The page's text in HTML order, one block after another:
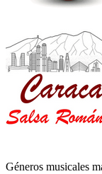
Géneros musicales